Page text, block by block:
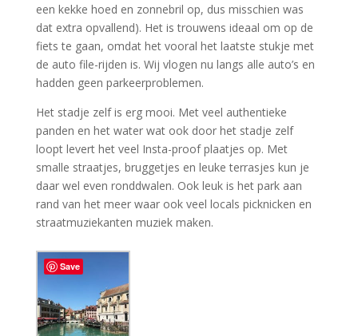
een kekke hoed en zonnebril op, dus misschien was
dat extra opvallend). Het is trouwens ideaal om op de
fiets te gaan, omdat het vooral het laatste stukje met
de auto file-rijden is. Wij vlogen nu langs alle auto’s en
hadden geen parkeerproblemen.
Het stadje zelf is erg mooi. Met veel authentieke
panden en het water wat ook door het stadje zelf
loopt levert het veel Insta-proof plaatjes op. Met
smalle straatjes, bruggetjes en leuke terrasjes kun je
daar wel even ronddwalen. Ook leuk is het park aan
rand van het meer waar ook veel locals picknicken en
straatmuziekanten muziek maken.
Save